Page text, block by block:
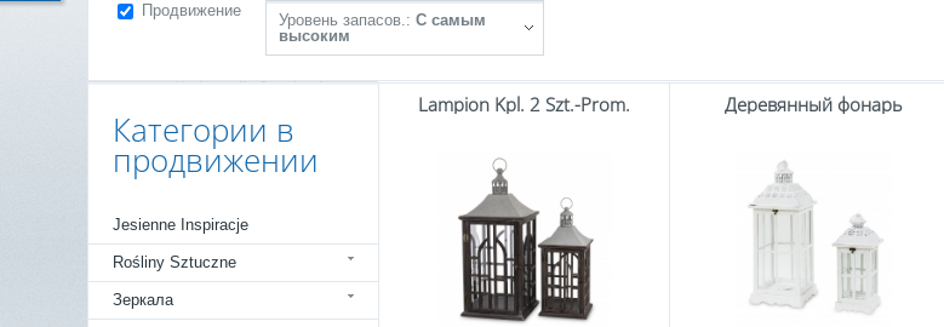
Продвижение
Уровень запасов.: С самым
высоким
Категории в
продвижении
Jesienne Inspiracje
Rośliny Sztuczne
Зеркала
Lampion Kpl. 2 Szt.-Prom. Деревянный фонарь